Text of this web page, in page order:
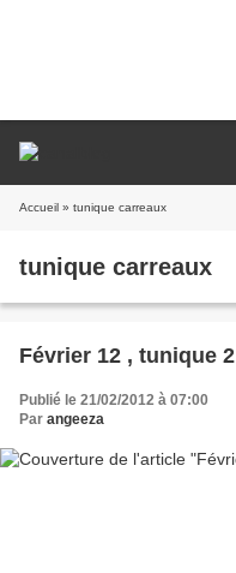
Accueil » tunique carreaux
tunique carreaux
Février 12 , tunique 2
Publié le 21/02/2012 à 07:00
Par angeeza